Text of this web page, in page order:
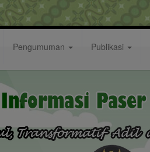
Pengumuman Publikasi